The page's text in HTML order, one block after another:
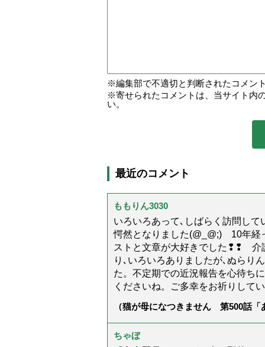
編集部で不適切と判断されたコメン
寄せられたコメントは、当サイト内
い。
最近のコメント
ももりん3030
いろいろあって､しばらく訪問し
愕然となりました(@_@;) 10年経
ストと文章が大好きでした❢❢ 介
り､いろいろありましたが､ぬらり
た。不定期での近況報告を心待ち
くださいね。ご多幸をお祈りして
（猫が母になつきません 第500話「
ちゃぼ